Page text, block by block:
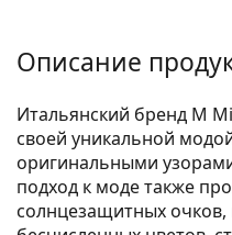
Описание
Итальянский бренд M
своей уникальной
оригинальными
подход к моде также
солнцезащитных очков,